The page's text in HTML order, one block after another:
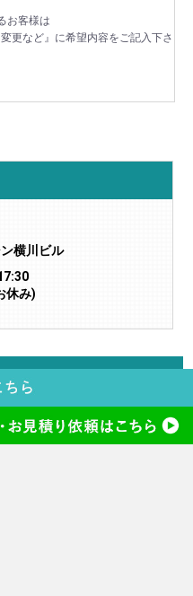
お客様は
更など』に希望内容をご記入下さ
横川ビル
休み)
keyDEPO. all rights reserved.